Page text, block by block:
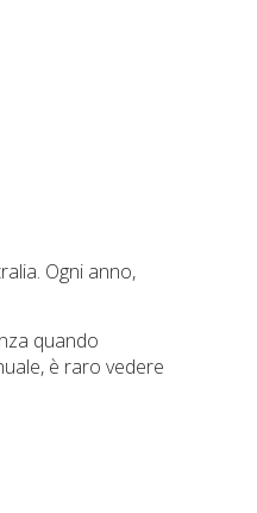
Ogni anno,
quando
è raro vedere